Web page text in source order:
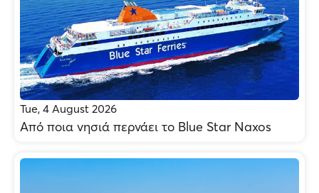
Tue, 4 August 2026
Από ποια νησιά περνάει το Blue Star Naxos